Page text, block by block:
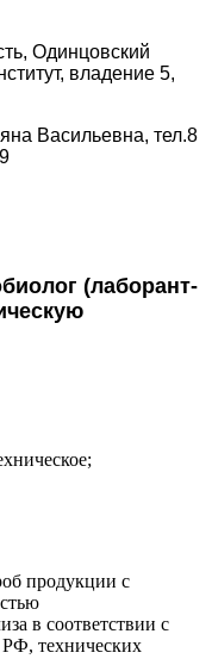
Одинцовский
владение 5,
Васильевна, тел.8
(лаборант-
продукции с
в соответствии с
РФ, технических